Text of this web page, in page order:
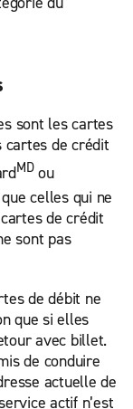
sont les cartes
cartes de crédit
MDou
celles qui ne
de crédit
sont pas
de débit ne
que si elles
avec billet.
de conduire
actuelle de
actif n’est